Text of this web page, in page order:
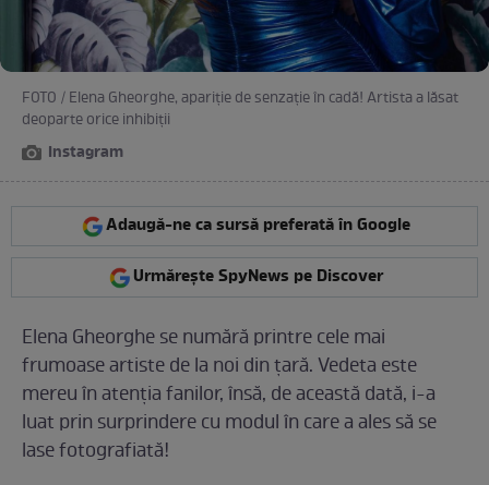
FOTO / Elena Gheorghe, apariţie de senzaţie în cadă! Artista a lăsat
deoparte orice inhibiţii
Instagram
Adaugă-ne ca sursă preferată în Google
Urmărește SpyNews pe Discover
Elena Gheorghe se numără printre cele mai
frumoase artiste de la noi din ţară. Vedeta este
mereu în atenţia fanilor, însă, de această dată, i-a
luat prin surprindere cu modul în care a ales să se
lase fotografiată!